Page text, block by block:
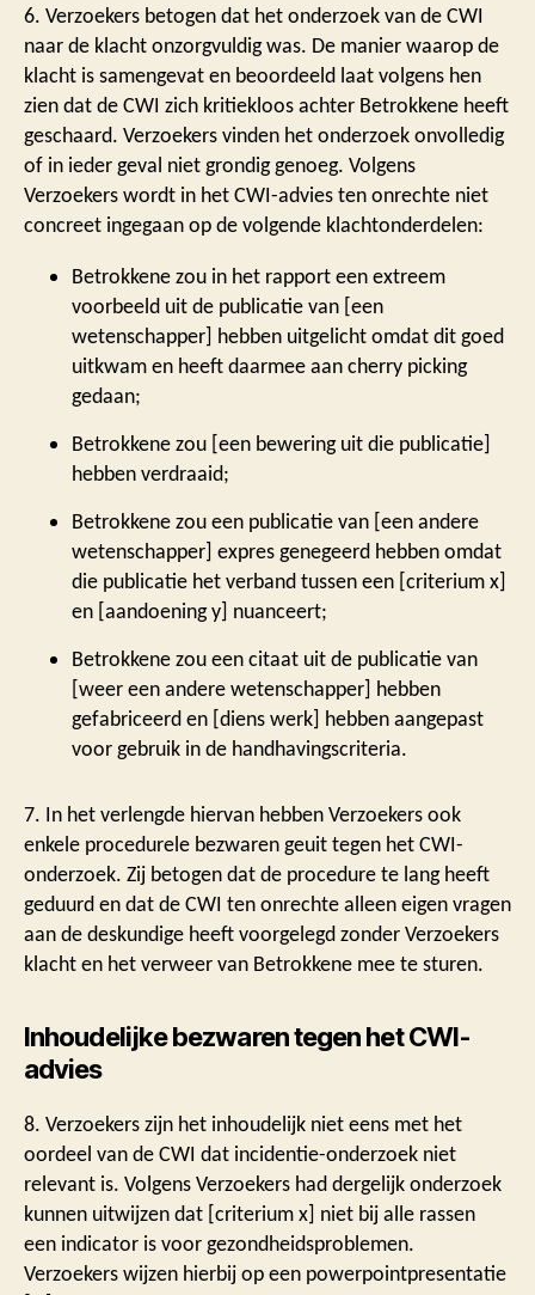
6. Verzoekers betogen dat het onderzoek van de CWI
naar de klacht onzorgvuldig was. De manier waarop de
klacht is samengevat en beoordeeld laat volgens hen
zien dat de CWI zich kritiekloos achter Betrokkene heeft
geschaard. Verzoekers vinden het onderzoek onvolledig
of in ieder geval niet grondig genoeg. Volgens
Verzoekers wordt in het CWI-advies ten onrechte niet
concreet ingegaan op de volgende klachtonderdelen:
Betrokkene zou in het rapport een extreem
voorbeeld uit de publicatie van [een
wetenschapper] hebben uitgelicht omdat dit goed
uitkwam en heeft daarmee aan cherry picking
gedaan;
Betrokkene zou [een bewering uit die publicatie]
hebben verdraaid;
Betrokkene zou een publicatie van [een andere
wetenschapper] expres genegeerd hebben omdat
die publicatie het verband tussen een [criterium x]
en [aandoening y] nuanceert;
Betrokkene zou een citaat uit de publicatie van
[weer een andere wetenschapper] hebben
gefabriceerd en [diens werk] hebben aangepast
voor gebruik in de handhavingscriteria.
7. In het verlengde hiervan hebben Verzoekers ook
enkele procedurele bezwaren geuit tegen het CWI-
onderzoek. Zij betogen dat de procedure te lang heeft
geduurd en dat de CWI ten onrechte alleen eigen vragen
aan de deskundige heeft voorgelegd zonder Verzoekers
klacht en het verweer van Betrokkene mee te sturen.
Inhoudelijke bezwaren tegen het CWI-
advies
8. Verzoekers zijn het inhoudelijk niet eens met het
oordeel van de CWI dat incidentie-onderzoek niet
relevant is. Volgens Verzoekers had dergelijk onderzoek
kunnen uitwijzen dat [criterium x] niet bij alle rassen
een indicator is voor gezondheidsproblemen.
Verzoekers wijzen hierbij op een powerpointpresentatie